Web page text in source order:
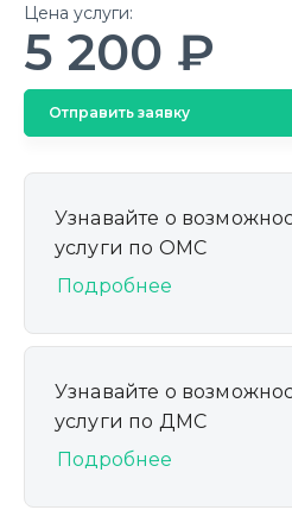
Цена услуги:
5 200 ₽
Отправить заявку
Узнавайте о
услуги по ОМС
Подробнее
Узнавайте о
услуги по ДМС
Подробнее